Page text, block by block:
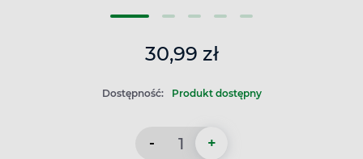
30,99 zł
Dostępność: Produkt dostępny
- +